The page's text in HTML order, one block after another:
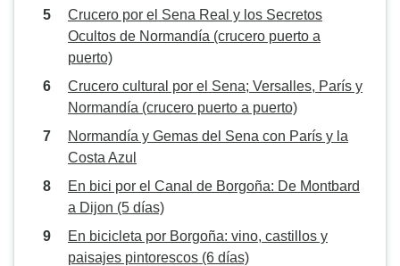
Crucero por el Sena Real y los Secretos
Ocultos de Normandía (crucero puerto a
puerto)
Crucero cultural por el Sena; Versalles, París y
Normandía (crucero puerto a puerto)
Normandía y Gemas del Sena con París y la
Costa Azul
En bici por el Canal de Borgoña: De Montbard
a Dijon (5 días)
En bicicleta por Borgoña: vino, castillos y
paisajes pintorescos (6 días)